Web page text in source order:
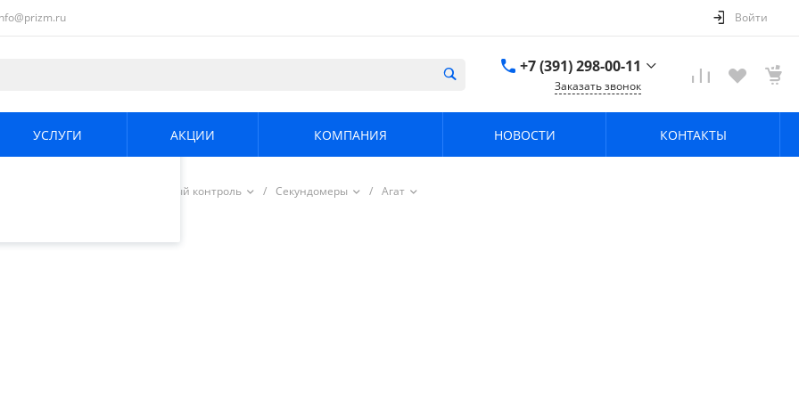
и
Продолжая
использования.
.
Войти
+7 (391) 298-00-11
г. Красноярск, пер.
Заказать звонок
УСЛУГИ АКЦИИ КОМПАНИЯ НОВОСТИ КОНТАКТЫ
и охрана труда Визуальный контроль / Секундомеры / Агат